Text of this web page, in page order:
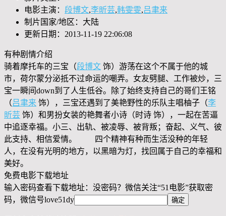
电影主演： 段博文,李昕芸,韩雯雯,吕聿来
制片国家/地区：大陆
更新日期：2013-11-19 22:06:08
有种剧情介绍
骑着摩托车的三宝（段博文 饰）游荡在这个不属于他的城
市，荷尔蒙分泌抵不过命运的嘲弄。女友劈腿、工作被炒，三
宝一瞬间down到了人生低谷。除了始终支持自己的哥们王铭
（吕聿来 饰），三宝还遇到了美艳野性的乐队主唱柚子（李
昕芸 饰）和男扮女装的艳舞者小诗（时诗 饰），一起在苦逼
中追逐幸福。小三、出轨、被凌辱、被背叛；奋起、义气、彼
此支持、相信爱情。 四个精神有种而生活没种的年轻
人，在没有光明的地方，以黑暗为灯，找回属于自己的幸福和
美好。
免费电影下载地址
输入密码查看下载地址：没密码？微信关注“51电影”获取密
码，微信号love51dy